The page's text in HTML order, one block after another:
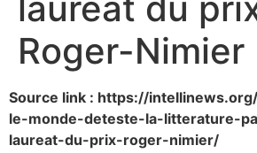
Roger-Nimier
Source link : https://
le-monde-deteste-la-litterature-
laureat-du-prix-roger-nimier/